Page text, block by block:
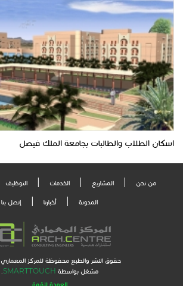
اسكان الطلاب والطالبات بجامعة الملك فيصل
من نحن المشاريع الخدمات التوظيف
المدونة أخبارنا إتصل بنا
حقوق النشر والطبع محفوظة للمركز المعماري 2018م
مشغل بواسطة SMARTTOUCH
.
العودة للقمة